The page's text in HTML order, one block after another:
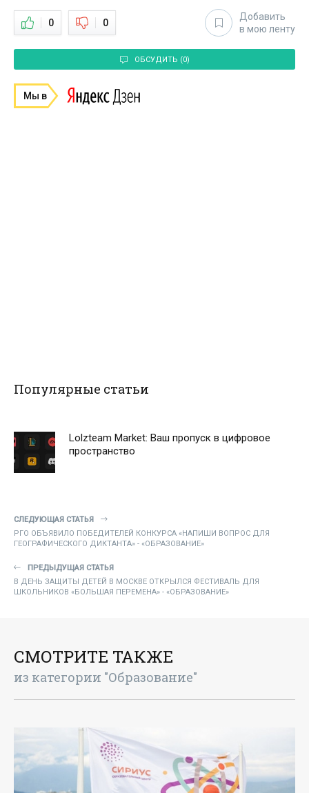
0 0
Добавить
в мою ленту
ОБСУДИТЬ (0)
Мы в
Популярные статьи
Lolzteam Market: Ваш пропуск в цифровое
пространство
СЛЕДУЮЩАЯ СТАТЬЯ
РГО ОБЪЯВИЛО ПОБЕДИТЕЛЕЙ КОНКУРСА «НАПИШИ ВОПРОС ДЛЯ
ГЕОГРАФИЧЕСКОГО ДИКТАНТА» - «ОБРАЗОВАНИЕ»
ПРЕДЫДУЩАЯ СТАТЬЯ
В ДЕНЬ ЗАЩИТЫ ДЕТЕЙ В МОСКВЕ ОТКРЫЛСЯ ФЕСТИВАЛЬ ДЛЯ
ШКОЛЬНИКОВ «БОЛЬШАЯ ПЕРЕМЕНА» - «ОБРАЗОВАНИЕ»
СМОТРИТЕ ТАКЖЕ
из категории "Образование"